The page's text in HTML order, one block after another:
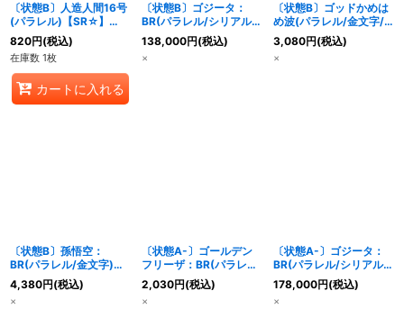
〔状態B〕人造人間16号
(パラレル)【SR☆】
{FB06-009}
820円(税込)
在庫数 1枚
カートに入れる
〔状態B〕ゴジータ：
BR(パラレル/シリアル/
金文字)【SR☆】
{FB09-007}
138,000円(税込)
×
〔状態B〕ゴッドかめは
め波(パラレル/金文字/
正面)【C☆】{FS01-16}
3,080円(税込)
×
〔状態B〕孫悟空：
BR(パラレル/金文字)
【R☆】{FB09-010}
4,380円(税込)
×
〔状態A-〕ゴールデン
フリーザ：BR(パラレル)
【UC☆】{FB09-005}
2,030円(税込)
×
〔状態A-〕ゴジータ：
BR(パラレル/シリアル/
金文字)【SR☆】
{FB09-007}
178,000円(税込)
×